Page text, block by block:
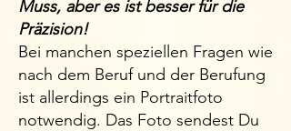
Muss, aber es ist besser für die
Präzision!
Bei manchen speziellen Fragen wie
nach dem Beruf und der Berufung
ist allerdings ein Portraitfoto
notwendig. Das Foto sendest Du